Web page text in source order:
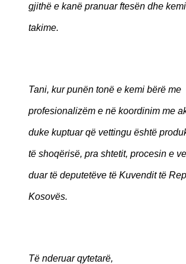
gjithë e kanë pranuar ftesën dhe
takime.
Tani, kur punën tonë e kemi bërë me
profesionalizëm e në koordinim me
duke kuptuar që vettingu është
të shoqërisë, pra shtetit, procesin e
duar të deputetëve të Kuvendit të
Kosovës.
Të nderuar qytetarë,